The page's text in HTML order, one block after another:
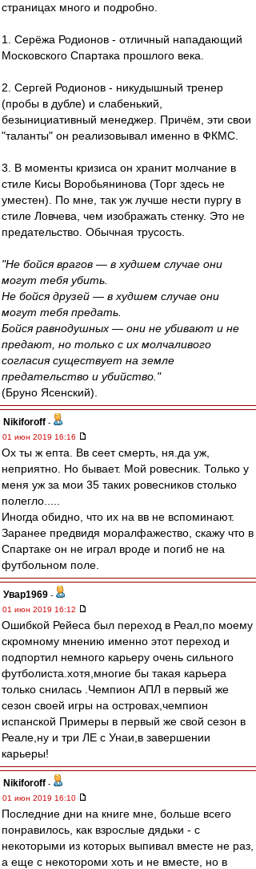
страницах много и подробно.
1. Серёжа Родионов - отличный нападающий
Московского Спартака прошлого века.
2. Сергей Родионов - никудышный тренер
(пробы в дубле) и слабенький,
безынициативный менеджер. Причём, эти свои
"таланты" он реализовывал именно в ФКМС.
3. В моменты кризиса он хранит молчание в
стиле Кисы Воробьянинова (Торг здесь не
уместен). По мне, так уж лучше нести пургу в
стиле Ловчева, чем изображать стенку. Это не
предательство. Обычная трусость.
"Не бойся врагов — в худшем случае они
могут тебя убить.
Не бойся друзей — в худшем случае они
могут тебя предать.
Бойся равнодушных — они не убивают и не
предают, но только с их молчаливого
согласия существует на земле
предательство и убийство."
(Бруно Ясенский).
Nikiforoff -
01 июн 2019 16:16
Ох ты ж епта. Вв сеет смерть, ня.да уж,
неприятно. Но бывает. Мой ровесник. Только у
меня уж за мои 35 таких ровесников столько
полегло.....
Иногда обидно, что их на вв не вспоминают.
Заранее предвидя моралфажество, скажу что в
Спартаке он не играл вроде и погиб не на
футбольном поле.
Увар1969 -
01 июн 2019 16:12
Ошибкой Рейеса был переход в Реал,по моему
скромному мнению именно этот переход и
подпортил немного карьеру очень сильного
футболиста.хотя,многие бы такая карьера
только снилась .Чемпион АПЛ в первый же
сезон своей игры на островах,чемпион
испанской Примеры в первый же свой сезон в
Реале,ну и три ЛЕ с Унаи,в завершении
карьеры!
Nikiforoff -
01 июн 2019 16:10
Последние дни на книге мне, больше всего
понравилось, как взрослые дядьки - с
некоторыми из которых выпивал вместе не раз,
а еще с некотороми хоть и не вместе, но в